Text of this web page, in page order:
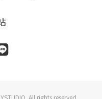
All rights reserved.